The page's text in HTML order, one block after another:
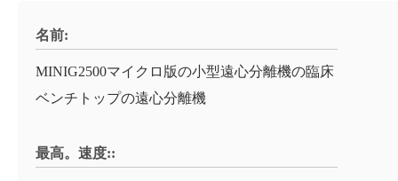
名前:
MINIG2500マイクロ版の小型遠心分離機の臨床
ベンチトップの遠心分離機
最高。速度::